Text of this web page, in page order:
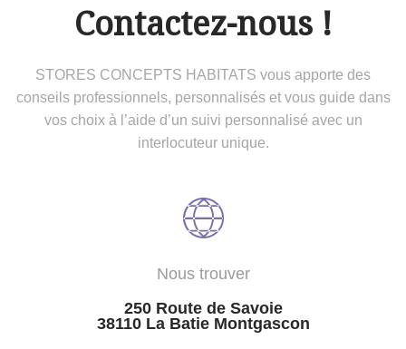
Contactez-nous !
STORES CONCEPTS HABITATS vous apporte des
conseils professionnels, personnalisés et vous guide dans
vos choix à l’aide d’un suivi personnalisé avec un
interlocuteur unique.
Nous trouver
250 Route de Savoie
38110 La Batie Montgascon